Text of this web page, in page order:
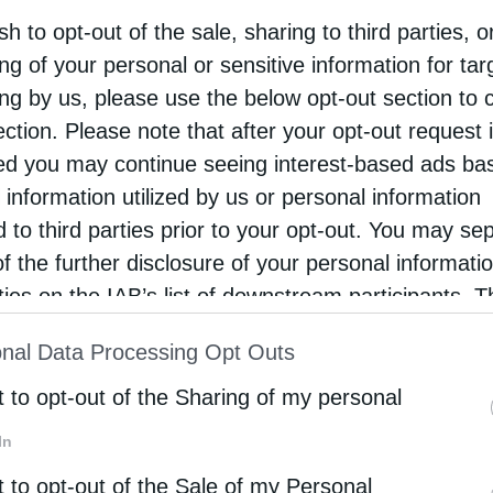
to opt-out of the sale, sharing to third parties,
of your personal or sensitive information for
by us, please use the below opt-out section to
Please note that after your opt-out request
you may continue seeing interest-based ads
information utilized by us or personal information
to third parties prior to your opt-out. You may
the further disclosure of your personal
on the IAB’s list of downstream participants.
of Downstream Participantsthat may further
parties.
Data Processing Opt Outs
to opt-out of the Sharing of my personal
to opt-out of the Sale of my Personal
2020, στο ιστορικό και θαυματουργό
της Παναγίας Γκιόκσου (1874) επί τη εορτή
της Θεοτόκου. Χοροστάτησε ο
Επίσκοπος Δαφνουσίας …